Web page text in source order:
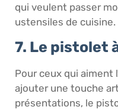
qui veulent passer
ustensiles de cuisine.
7. Le pistolet
Pour ceux qui
ajouter une touche
présentations, le